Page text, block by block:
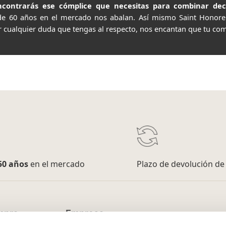
ese cómplice que necesitas para combinar
60 años en el mercado nos abalan. Así mismo Saint
cualquier duda que tengas al respecto, nos encantan que tu
añosen el mercado Plazo de devolución de
Empresa